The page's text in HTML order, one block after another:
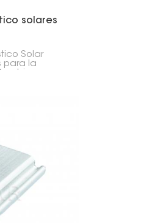
solares
Solar
para la